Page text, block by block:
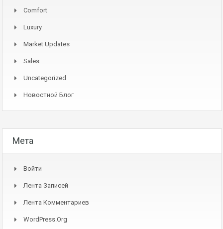
Comfort
Luxury
Market Updates
Sales
Uncategorized
Новостной Блог
Мета
Войти
Лента Записей
Лента Комментариев
WordPress.org